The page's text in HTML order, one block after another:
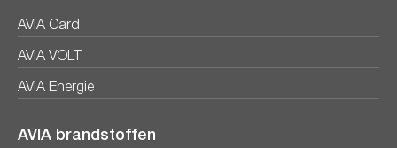
AVIA Card
AVIA VOLT
AVIA Energie
AVIA brandstoffen